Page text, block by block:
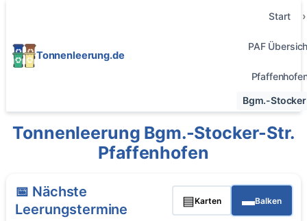
Tonnenleerung.de
Start
PAF
Bgm.-
Tonnenleerung Bgm.-Stocker-Str.
Pfaffenhofen
📅 Nächste
Leerungstermine
▤Karten ▬Balken